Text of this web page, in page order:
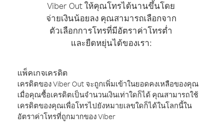
Viber Out ให้คุณโทรได้นานขึ้นโดย
จ่ายเงินน้อยลง คุณสามารถเลือกจาก
ตัวเลือกการโทรที่มีอัตราค่าโทรต่ำ
และยืดหยุ่นได้ของเรา:
แพ็คเกจเครดิต
เครดิตของ Viber Out จะถูกเพิ่มเข้าในยอดคงเหลือของคุณ
เมื่อคุณซื้อเครดิตเป็นจำนวนเงินเท่าใดก็ได้ คุณสามารถใช้
เครดิตของคุณเพื่อโทรไปยังหมายเลขใดก็ได้ในโลกนี้ใน
อัตราค่าโทรที่ถูกมากของ Viber